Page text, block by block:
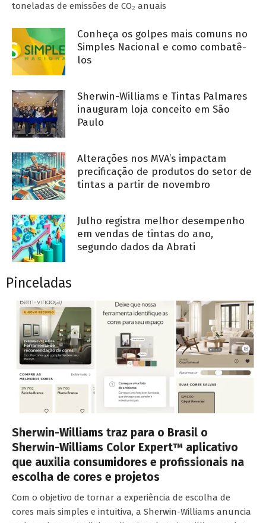
toneladas de emissões de CO₂ anuais
Conheça os golpes mais comuns no
Simples Nacional e como combatê-
los
Sherwin-Williams e Tintas Palmares
inauguram loja conceito em São
Paulo
Alterações nos MVA’s impactam
precificação de produtos do setor de
tintas a partir de novembro
Julho registra melhor desempenho
em vendas de tintas do ano,
segundo dados da Abrati
Pinceladas
Sherwin-Williams traz para o Brasil o
Sherwin-Williams Color Expert™ aplicativo
que auxilia consumidores e profissionais na
escolha de cores e projetos
Com o objetivo de tornar a experiência de escolha de
cores mais simples e intuitiva, a Sherwin-Williams anuncia